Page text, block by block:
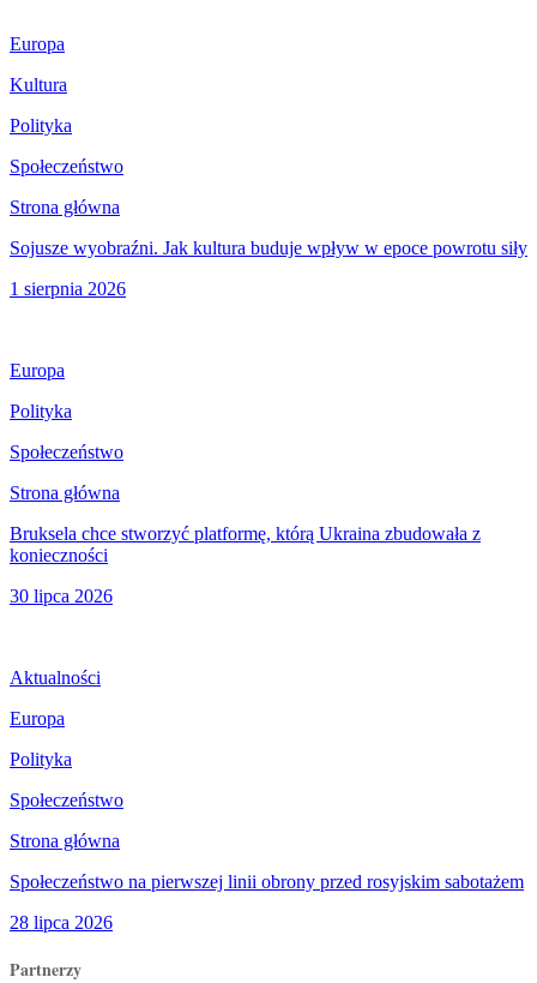
Europa
Kultura
Polityka
Społeczeństwo
Strona główna
Sojusze wyobraźni. Jak kultura buduje wpływ w epoce powrotu siły
1 sierpnia 2026
Europa
Polityka
Społeczeństwo
Strona główna
Bruksela chce stworzyć platformę, którą Ukraina zbudowała z
konieczności
30 lipca 2026
Aktualności
Europa
Polityka
Społeczeństwo
Strona główna
Społeczeństwo na pierwszej linii obrony przed rosyjskim sabotażem
28 lipca 2026
Partnerzy